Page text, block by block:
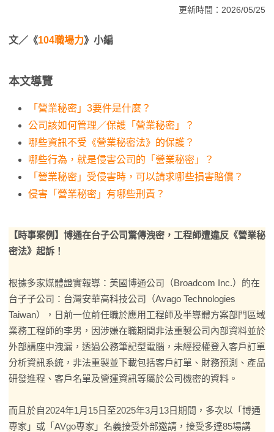
更新時間：2026/05/25
文／《104職場力》小編
本文導覽
「營業秘密」3要件是什麼？
公司該如何管理／保護「營業秘密」？
哪些資訊不受《營業秘密法》的保護？
哪些行為，就是侵害公司的「營業秘密」？
「營業秘密」受侵害時，可以請求哪些損害賠償？
侵害「營業秘密」有哪些刑責？
【時事案例】博通在台子公司驚傳洩密，工程師遭違反《營業秘
密法》起訴！
根據多家媒體證實報導：美國博通公司（Broadcom Inc.）的在
台子子公司：台灣安華高科技公司（Avago Technologies
Taiwan），日前一位前任職於應用工程師及半導體方案部門區域
業務工程師的李男，因涉嫌在職期間非法重製公司內部資料並於
外部講座中洩漏，透過公務筆記型電腦，未經授權登入客戶訂單
分析資訊系統，非法重製並下載包括客戶訂單、財務預測、產品
研發進程、客戶名單及營運資訊等屬於公司機密的資料。
而且於自2024年1月15日至2025年3月13日期間，多次以「博通
專家」或「AVgo專家」名義接受外部邀請，接受多達85場講